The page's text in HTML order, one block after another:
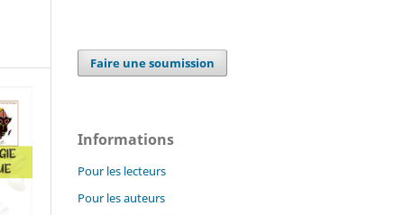
Faire une soumission
Informations
Pour les lecteurs
Pour les auteurs